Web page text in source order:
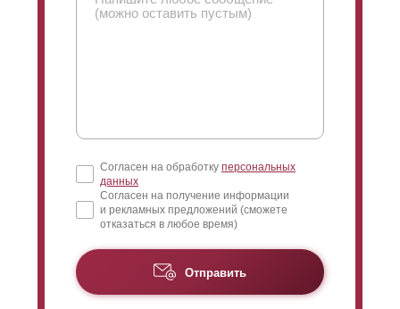
Согласен на обработку персональных
данных
Согласен на получение информации
и рекламных предложений (сможете
отказаться в любое время)
Отправить